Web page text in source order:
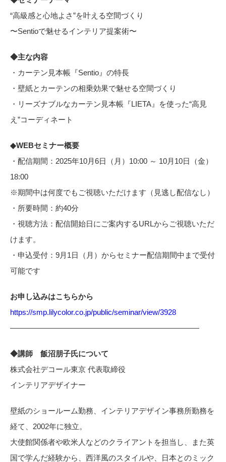
札幌ショールーム
お役立ち資料
事業紹介
スペースソリューション事業
オフィスソリューション事業
ファシリティソリューション事業
不動産投資開発事業
会社情報
会社情報
IR情報
お知らせプライバシーポリシーサイトマップ 関連団体リンク集
“高級感と心地よさ”を叶える空間づくり ​
〜Sentioで魅せるインテリア提案術〜​
◆主な内容​
・カーテン見本帳『Sentio』の特長​
・壁紙とカーテンの相乗効果で魅せる空間づくり​
・リーズナブルなカーテン見本帳『LIETA』を使った“高見
え”コーディネート​
◆WEBセミナー概要
・配信期間：2025年10月6日（月）10:00 ～ 10月10日（金）
18:00​
※期間中は何度でもご視聴いただけます（見逃し配信なし）​
・所要時間：約40分​
・視聴方法：配信開始日にご案内するURLからご視聴いただ
けます。​
・申込受付：9月1日（月）からセミナー配信期間中まで受付
可能です​
お申し込みはこちらから​
https://smp.lilycolor.co.jp/public/seminar/view/3928
—————————————————————————
◆講師 飯沼朋子氏について
株式会社デコール東京 代表取締役
インテリアデザイナー
壁紙のショールーム勤務、インテリアデザイン事務所勤務を
経て、2002年に独立。
大使館関係者や欧米人などのクライアントを担当し、また英
国で学んだ経験から、西洋風のスタイルや、日本とのミック